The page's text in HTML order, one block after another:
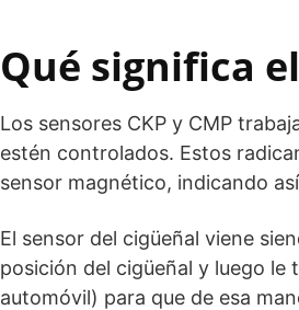
Qué significa
Los sensores CKP y CMP
estén controlados. Estos
sensor magnético, indicando
El sensor del cigüeñal viene
posición del cigüeñal y luego
automóvil) para que de esa